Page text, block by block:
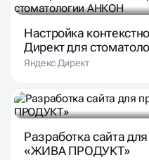
Настройка
Директ для
Яндекс Директ
Разработка сайта
«ЖИВА ПРОДУКТ»